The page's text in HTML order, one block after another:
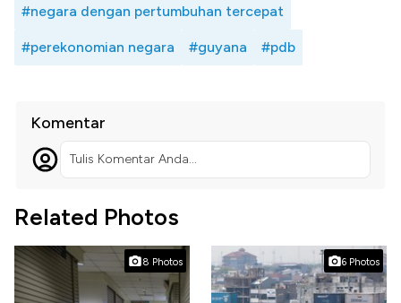
#negara dengan pertumbuhan tercepat
#perekonomian negara #guyana #pdb
Komentar
Tulis Komentar Anda...
Related Photos
8 Photos 6 Photos